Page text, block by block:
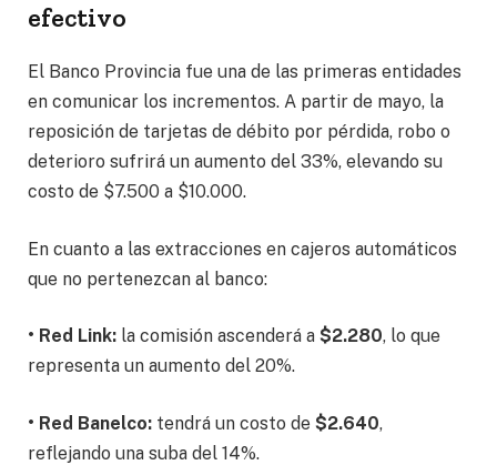
efectivo
El Banco Provincia fue una de las primeras entidades
en comunicar los incrementos. A partir de mayo, la
reposición de tarjetas de débito por pérdida, robo o
deterioro sufrirá un aumento del 33%, elevando su
costo de $7.500 a $10.000.
En cuanto a las extracciones en cajeros automáticos
que no pertenezcan al banco:
• Red Link: la comisión ascenderá a $2.280, lo que
representa un aumento del 20%.
• Red Banelco: tendrá un costo de $2.640,
reflejando una suba del 14%.